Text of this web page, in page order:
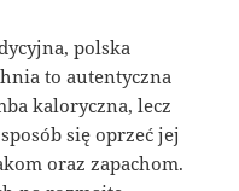
polska
to autentyczna
kaloryczna, lecz
się oprzeć jej
oraz zapachom.